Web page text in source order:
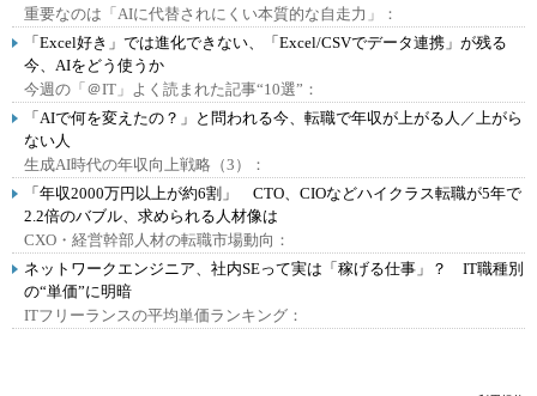
重要なのは「AIに代替されにくい本質的な自走力」：
「Excel好き」では進化できない、「Excel/CSVでデータ連携」が残る
今、AIをどう使うか
今週の「＠IT」よく読まれた記事“10選”：
「AIで何を変えたの？」と問われる今、転職で年収が上がる人／上がら
ない人
生成AI時代の年収向上戦略（3）：
「年収2000万円以上が約6割」 CTO、CIOなどハイクラス転職が5年で
2.2倍のバブル、求められる人材像は
CXO・経営幹部人材の転職市場動向：
ネットワークエンジニア、社内SEって実は「稼げる仕事」？ IT職種別
の“単価”に明暗
ITフリーランスの平均単価ランキング：